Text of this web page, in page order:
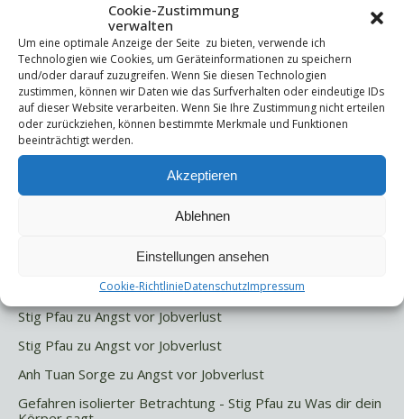
Cookie-Zustimmung
verwalten
Um eine optimale Anzeige der Seite zu bieten, verwende ich
Technologien wie Cookies, um Geräteinformationen zu speichern
und/oder darauf zuzugreifen. Wenn Sie diesen Technologien
zustimmen, können wir Daten wie das Surfverhalten oder eindeutige IDs
auf dieser Website verarbeiten. Wenn Sie Ihre Zustimmung nicht erteilen
oder zurückziehen, können bestimmte Merkmale und Funktionen
beeinträchtigt werden.
Akzeptieren
Ablehnen
Einstellungen ansehen
Cookie-RichtlinieDatenschutzImpressum
Suchen
Suchen
Letzte Beiträge
Die Mentale Sicherheitsarchitektur
Trigger und Glimmer
Letzte Kommentare
Stig PfauzuAngst vor Jobverlust
Stig Pfau zu Angst vor Jobverlust
Anh Tuan Sorge zu Angst vor Jobverlust
Gefahren isolierter Betrachtung - Stig Pfau zu Was dir dein